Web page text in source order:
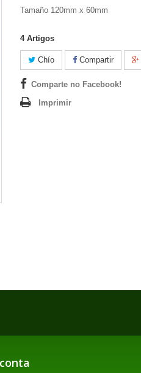
Tamaño 120mm x 60mm
4 Artigos
Chío Compartir
Comparte no Facebook!
Imprimir